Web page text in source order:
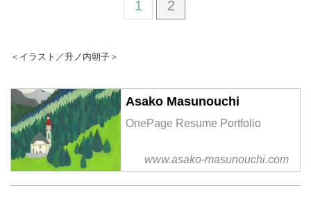
1 2
＜イラスト／升ノ内朝子＞
Asako Masunouchi
OnePage Resume Portfolio
www.asako-masunouchi.com